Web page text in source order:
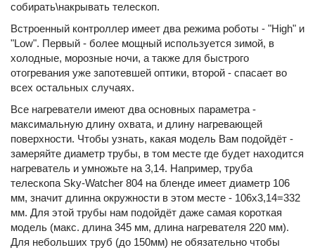
собирать\накрывать телескоп.
Встроенный контроллер имеет два режима роботы - "High" и
"Low". Первый - более мощный используется зимой, в
холодные, морозные ночи, а также для быстрого
отогревания уже запотевшей оптики, второй - спасает во
всех остальных случаях.
Все нагреватели имеют два основных параметра -
максимальную длину охвата, и длину нагревающей
поверхности. Чтобы узнать, какая модель Вам подойдёт -
замеряйте диаметр трубы, в том месте где будет находится
нагреватель и умножьте на 3,14. Например, труба
телескопа Sky-Watcher 804 на бленде имеет диаметр 106
мм, значит длинна окружности в этом месте - 106х3,14=332
мм. Для этой трубы нам подойдёт даже самая короткая
модель (макс. длина 345 мм, длина нагревателя 220 мм).
Для небольших труб (до 150мм) не обязательно чтобы